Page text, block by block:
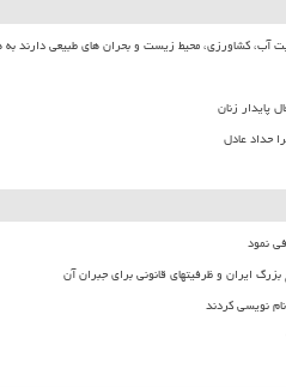
آب، کشاورزی، محیط زیست و بحران های طبیعی دارند به
پایدار زنان
حداد عادل
نمود
ایران و ظرفیتهای قانونی برای جبران آن